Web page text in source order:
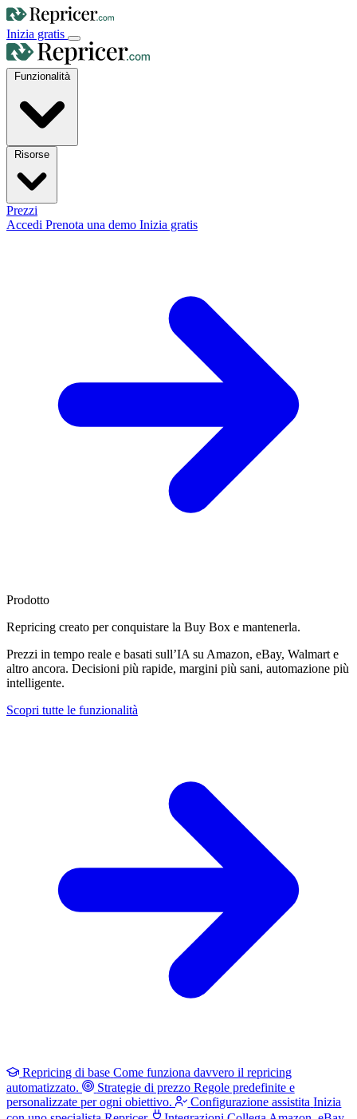
Inizia gratis
Funzionalità
Prezzi
Accedi Prenota una demo Inizia gratis
Prodotto
Repricing creato perconquistare la Buy Box e mantenerla.
Prezzi in tempo reale e basati sull’IA su Amazon, eBay, Walmart e
altro ancora. Decisioni più rapide, margini più sani, automazione più
intelligente.
Scopri tutte le funzionalità
Repricing di base Come funziona davvero il repricing
automatizzato.
Strategie di prezzo Regole predefinite e
personalizzate per ogni obiettivo.
Configurazione assistita Inizia